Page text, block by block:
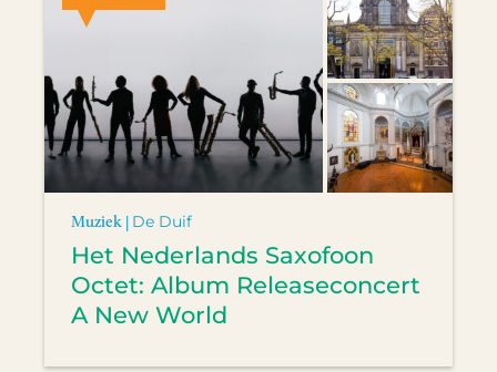
Muziek | De Duif
Het Nederlands Saxofoon
Octet: Album Releaseconcert
A New World